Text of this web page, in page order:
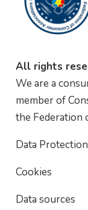
All rights
We are a
member of
the Federation
Data Protection
Cookies
Data sources